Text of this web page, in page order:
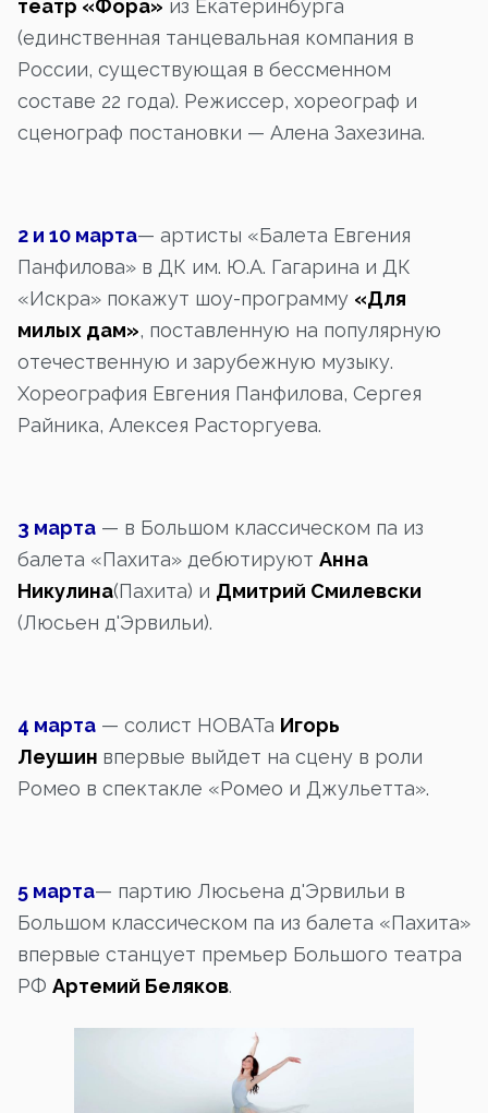
театр «Фора» из Екатеринбурга
(единственная танцевальная компания в
России, существующая в бессменном
составе 22 года). Режиссер, хореограф и
сценограф постановки — Алена Захезина.
2 и 10 марта— артисты «Балета Евгения
Панфилова» в ДК им. Ю.А. Гагарина и ДК
«Искра» покажут шоу-программу «Для
милых дам», поставленную на популярную
отечественную и зарубежную музыку.
Хореография Евгения Панфилова, Сергея
Райника, Алексея Расторгуева.
3 марта — в Большом классическом па из
балета «Пахита» дебютируют Анна
Никулина(Пахита) и Дмитрий Смилевски
(Люсьен д'Эрвильи).
4 марта — солист НОВАТа Игорь
Леушин впервые выйдет на сцену в роли
Ромео в спектакле «Ромео и Джульетта».
5 марта— партию Люсьена д'Эрвильи в
Большом классическом па из балета «Пахита»
впервые станцует премьер Большого театра
РФ Артемий Беляков.